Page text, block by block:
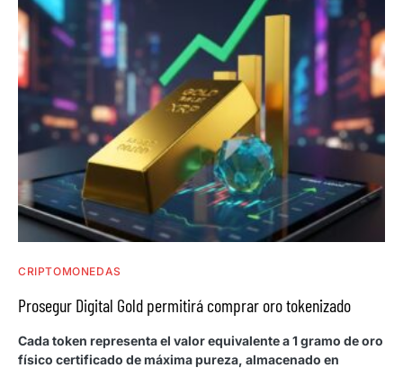
CRIPTOMONEDAS
Prosegur Digital Gold permitirá comprar oro tokenizado
Cada token representa el valor equivalente a 1 gramo de oro
físico certificado de máxima pureza, almacenado en